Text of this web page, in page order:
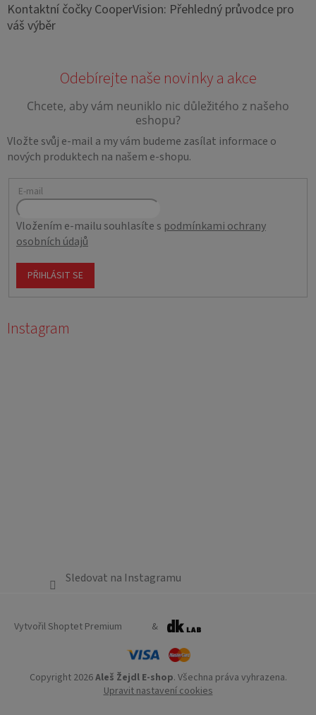
Kontaktní čočky CooperVision: Přehledný průvodce pro
váš výběr
Vložte svůj e-mail a my vám budeme zasílat informace o
nových produktech na našem e-shopu.
E-mail
Vložením e-mailu souhlasíte s podmínkami ochrany
osobních údajů
PŘIHLÁSIT SE
Instagram
Sledovat na Instagramu
Vytvořil Shoptet Premium &
Copyright 2026Aleš Žejdl E-shop. Všechna práva vyhrazena.
Upravit nastavení cookies